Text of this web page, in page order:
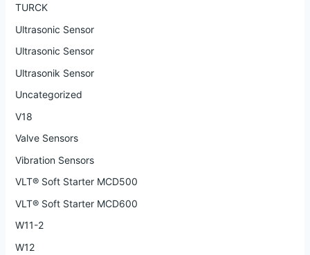
TURCK
Ultrasonic Sensor
Ultrasonic Sensor
Ultrasonik Sensor
Uncategorized
V18
Valve Sensors
Vibration Sensors
VLT® Soft Starter MCD500
VLT® Soft Starter MCD600
W11-2
W12